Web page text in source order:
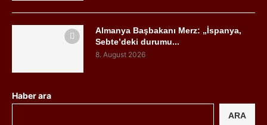
Almanya Başbakanı Merz: „İspanya,
Sebte’deki durumu...
8. August 2026
Haber ara
ARA